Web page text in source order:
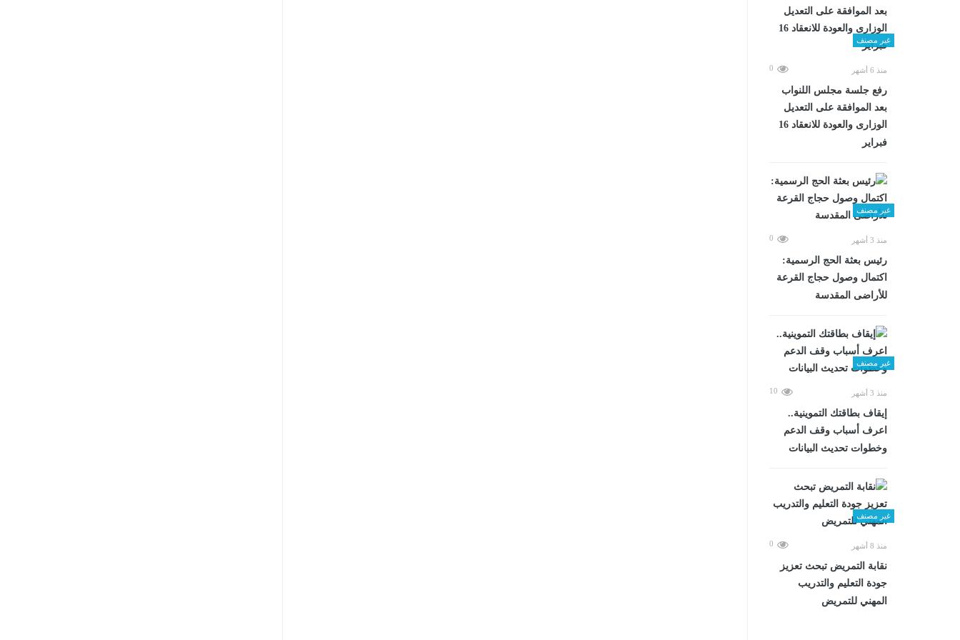
غير مصنف
منذ 6 أشهر 0
رفع جلسة مجلس اللنواب
بعد الموافقة على التعديل
الوزارى والعودة للانعقاد 16
فبراير
غير مصنف
منذ 3 أشهر 0
رئيس بعثة الحج الرسمية:
اكتمال وصول حجاج القرعة
للأراضى المقدسة
غير مصنف
منذ 3 أشهر 10
إيقاف بطاقتك التموينية..
اعرف أسباب وقف الدعم
وخطوات تحديث البيانات
غير مصنف
منذ 8 أشهر 0
نقابة التمريض تبحث تعزيز
جودة التعليم والتدريب
المهني للتمريض